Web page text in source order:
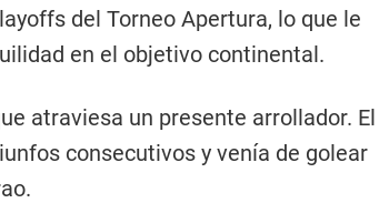
del Torneo Apertura, lo que le
en el objetivo continental.
atraviesa un presente arrollador. El
consecutivos y venía de golear